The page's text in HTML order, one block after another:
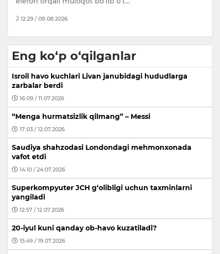
14:36 / 08.08.2026
Eng ko‘p o‘qilganlar
Isroil havo kuchlari Livan janubidagi hududlarga
zarbalar berdi
16:09 / 11.07.2026
“Menga hurmatsizlik qilmang” – Messi
17:03 / 12.07.2026
Saudiya shahzodasi Londondagi mehmonxonada
vafot etdi
14:10 / 24.07.2026
Superkompyuter JCH g‘olibligi uchun taxminlarni
yangiladi
12:57 / 12.07.2026
20-iyul kuni qanday ob-havo kuzatiladi?
15:49 / 19.07.2026